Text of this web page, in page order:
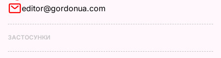
editor@gordonua.com
ЗАСТОСУНКИ